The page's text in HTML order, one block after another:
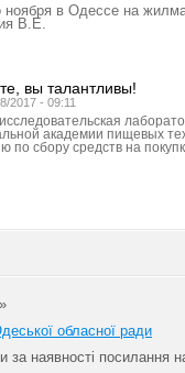
ноября в Одессе на
В.Е.
вы талантливы!
2017 - 09:11
академии пищевых
по сбору средств на
обласної ради
за наявності посилання